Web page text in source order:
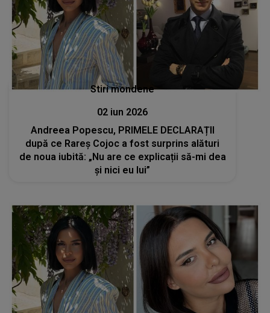
Stiri mondene
02 iun 2026
Andreea Popescu, PRIMELE DECLARAȚII
după ce Rareș Cojoc a fost surprins alături
de noua iubită: „Nu are ce explicații să-mi dea
și nici eu lui”